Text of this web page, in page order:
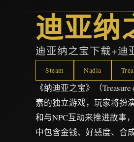
迪亚纳
迪亚纳之宝下载+迪
Steam Nadia
《纳迪亚之宝》（
素的独立游戏，玩家将扮
和与NPC互动来推进故事
中包含金钱、好感度、合